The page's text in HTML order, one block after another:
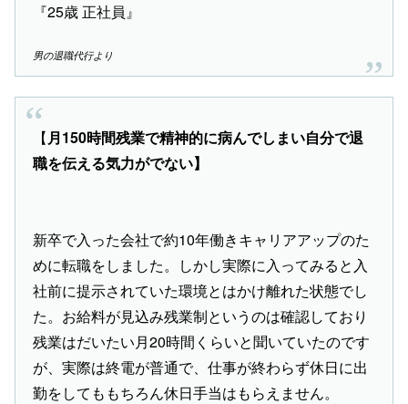
『25歳 正社員』
男の退職代行より
【 月150時間残業で精神的に病んでしまい自分で退
職を伝える気力がでない】
新卒で入った会社で約10年働きキャリアアップのた
めに転職をしました。しかし実際に入ってみると入
社前に提示されていた環境とはかけ離れた状態でし
た。お給料が見込み残業制というのは確認しており
残業はだいたい月20時間くらいと聞いていたのです
が、実際は終電が普通で、仕事が終わらず休日に出
勤をしてももちろん休日手当はもらえません。